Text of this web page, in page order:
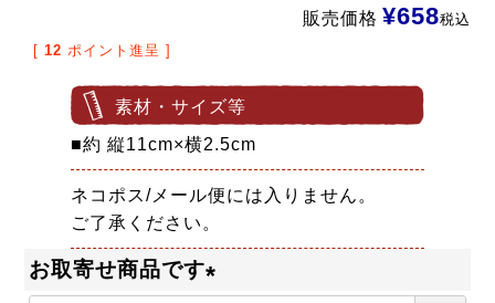
販売価格 ¥658税込
[ 12 ポイント進呈 ]
素材・サイズ等
■約 縦11cm×横2.5cm
ネコポス/メール便には入りません。
ご了承ください。
お取寄せ商品です